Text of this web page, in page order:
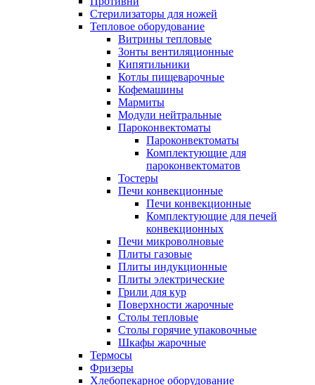
Стерилизаторы для ножей
Тепловое оборудование
Витрины тепловые
Зонты вентиляционные
Кипятильники
Котлы пищеварочные
Кофемашины
Мармиты
Модули нейтральные
Пароконвектоматы
Пароконвектоматы
Комплектующие для
пароконвектоматов
Тостеры
Печи конвекционные
Печи конвекционные
Комплектующие для печей
конвекционных
Печи микроволновые
Плиты газовые
Плиты индукционные
Плиты электрические
Грили для кур
Поверхности жарочные
Столы тепловые
Столы горячие упаковочные
Шкафы жарочные
Термосы
Фризеры
Хлебопекарное оборудование